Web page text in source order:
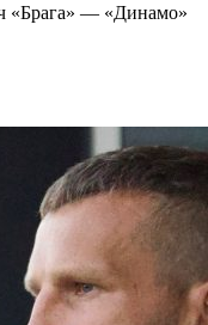
«Брага» — «Динамо»